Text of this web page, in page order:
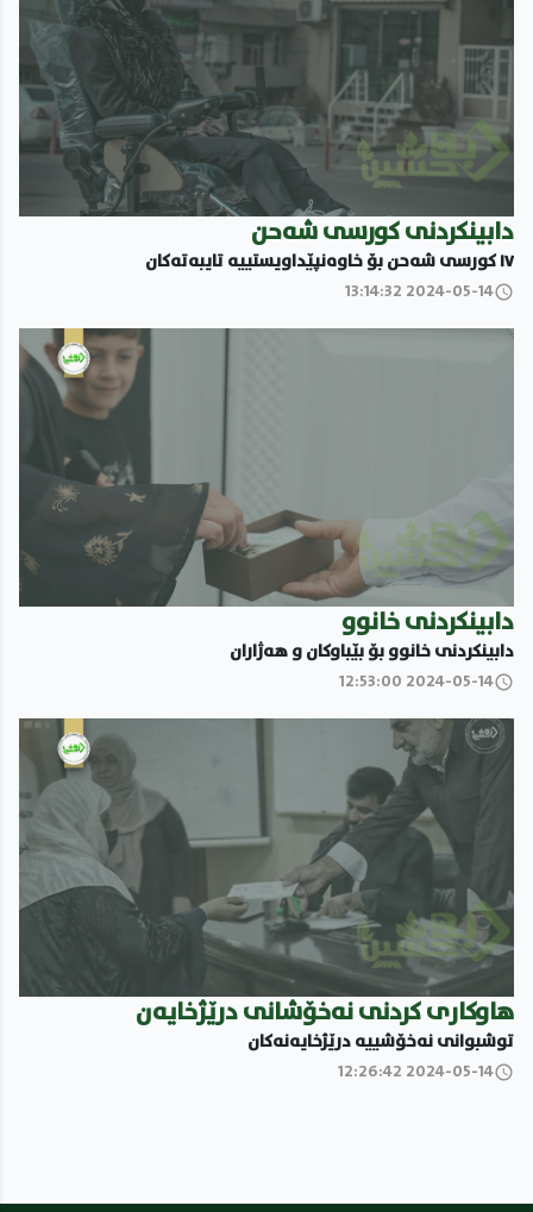
دابینکردنى کورسى شەحن
١٧ کورسى شەحن بۆ خاوەنپێداویستییە تایبەتەکان
2024-05-14 13:14:32
دابینکردنى خانوو
دابینکردنى خانوو بۆ بێباوکان و هەژاران
2024-05-14 12:53:00
هاوکارى کردنى نەخۆشانى درێژخایەن
توشبوانى نەخۆشییە درێژخایەنەکان
2024-05-14 12:26:42